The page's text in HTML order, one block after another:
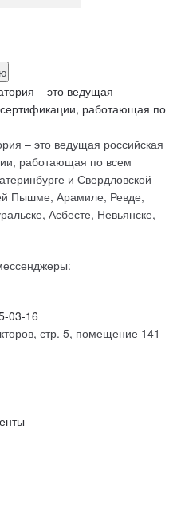
– это ведущая российская
работающая по всем
и Свердловской
Пышме, Арамиле, Ревде,
Асбесте, Невьянске,
03-16
стр. 5, помещение 141